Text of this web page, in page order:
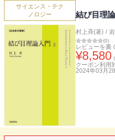
サイエンス・テク
ノロジー
結び目理
村上斉(著) /
(0)
レビューを書く
¥8,580
クーポン利用
2024年03月